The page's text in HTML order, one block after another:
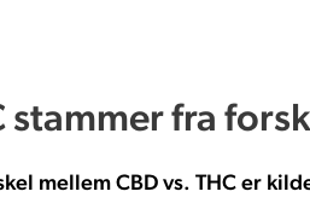
stammer fra
mellem CBD vs. THC er